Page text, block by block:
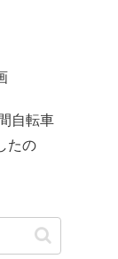
自転車
たの